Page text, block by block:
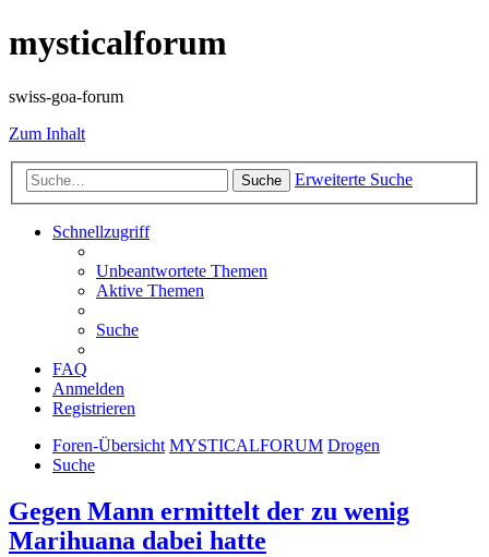
mysticalforum
swiss-goa-forum
Zum Inhalt
Suche Erweiterte Suche
Schnellzugriff
Unbeantwortete Themen
Aktive Themen
Suche
FAQ
Anmelden
Registrieren
Foren-Übersicht MYSTICALFORUM Drogen
Suche
Gegen Mann ermittelt der zu wenig
Marihuana dabei hatte